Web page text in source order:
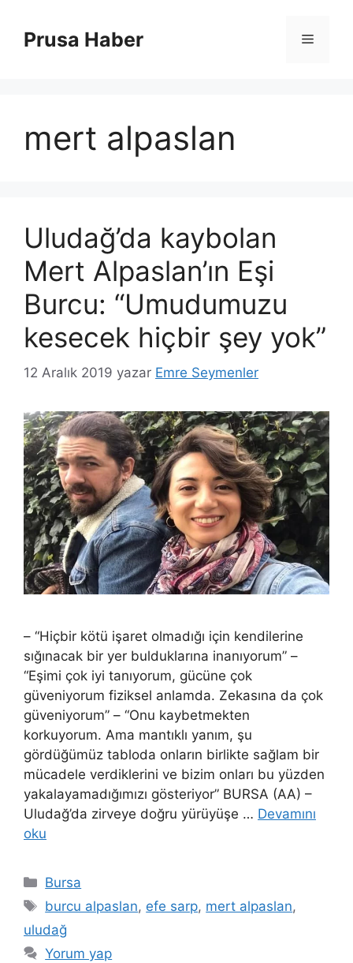
Prusa Haber Menü
mert alpaslan
Uludağ’da kaybolan
Mert Alpaslan’ın Eşi
Burcu: “Umudumuzu
kesecek hiçbir şey yok”
12 Aralık 2019 yazar Emre Seymenler
– “Hiçbir kötü işaret olmadığı için kendilerine
sığınacak bir yer bulduklarına inanıyorum” –
“Eşimi çok iyi tanıyorum, gücüne çok
güveniyorum fiziksel anlamda. Zekasına da çok
güveniyorum” – “Onu kaybetmekten
korkuyorum. Ama mantıklı yanım, şu
gördüğümüz tabloda onların birlikte sağlam bir
mücadele verdiklerini ve bizim onları bu yüzden
yakalayamadığımızı gösteriyor” BURSA (AA) –
Uludağ’da zirveye doğru yürüyüşe … Devamını
oku
Kategoriler
Bursa
Etiketler
burcu alpaslan, efe sarp, mert alpaslan,
uludağ
Yorum yap